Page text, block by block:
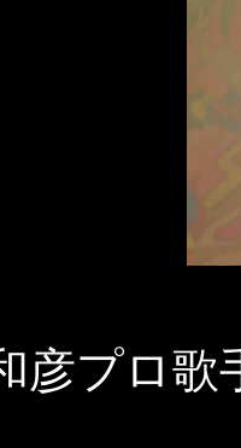
彦プロ歌